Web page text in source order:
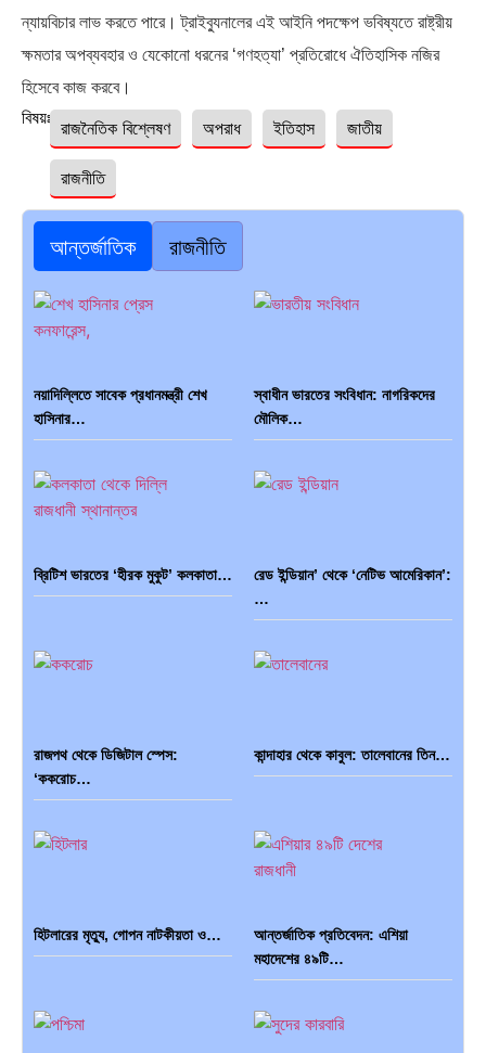
ন্যায়বিচার লাভ করতে পারে। ট্রাইব্যুনালের এই আইনি পদক্ষেপ ভবিষ্যতে রাষ্ট্রীয়
ক্ষমতার অপব্যবহার ও যেকোনো ধরনের ‘গণহত্যা’ প্রতিরোধে ঐতিহাসিক নজির
হিসেবে কাজ করবে।
বিষয়ঃ রাজনৈতিক বিশ্লেষণ অপরাধ ইতিহাস জাতীয়
রাজনীতি
আন্তর্জাতিক রাজনীতি
নয়াদিল্লিতে সাবেক প্রধানমন্ত্রী শেখ
হাসিনার…
স্বাধীন ভারতের সংবিধান: নাগরিকদের
মৌলিক…
ব্রিটিশ ভারতের ‘হীরক মুকুট’ কলকাতা…
রেড ইন্ডিয়ান’ থেকে ‘নেটিভ আমেরিকান’:
…
রাজপথ থেকে ডিজিটাল স্পেস:
‘ককরোচ…
কান্দাহার থেকে কাবুল: তালেবানের তিন…
হিটলারের মৃত্যু, গোপন নাটকীয়তা ও…
আন্তর্জাতিক প্রতিবেদন: এশিয়া
মহাদেশের ৪৯টি…